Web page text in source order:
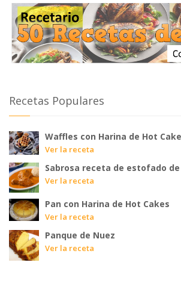
Recetas Populares
Waffles con Harina de Hot
Ver la receta
Sabrosa receta de estofado
Ver la receta
Pan con Harina de Hot Cakes
Ver la receta
Panque de Nuez
Ver la receta